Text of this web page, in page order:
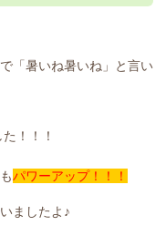
「暑いね暑いね」と言い
！！！
パワーアップ！！！
ましたよ♪